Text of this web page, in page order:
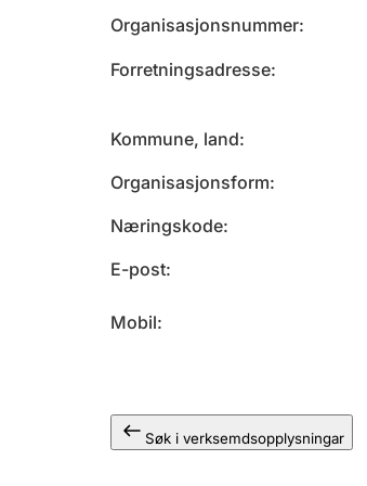
Organisasjonsnummer
Forretningsadresse
Kommune, land
Organisasjonsform
Næringskode
E-post
Mobil
Søk i verksemdsopplysningar